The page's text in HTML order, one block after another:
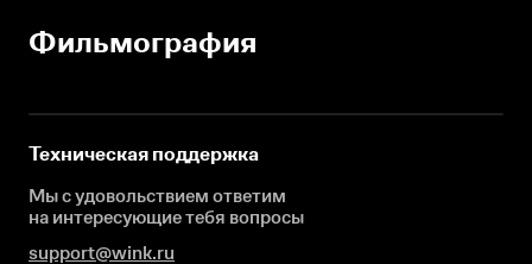
Фильмография
Техническая поддержка
Мы с удовольствием ответим
на интересующиетебя вопросы
support@wink.ru